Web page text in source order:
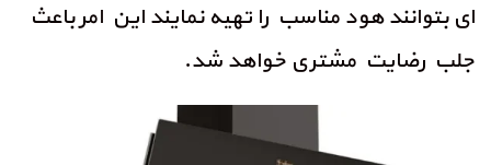
ای بتوانند هود مناسب را تهیه نمایند این امر باعث
جلب رضایت مشتری خواهد شد.